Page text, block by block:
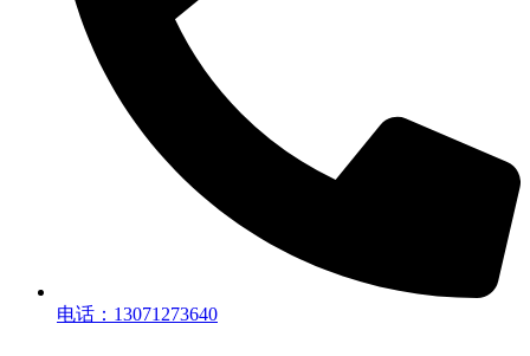
电话：13071273640